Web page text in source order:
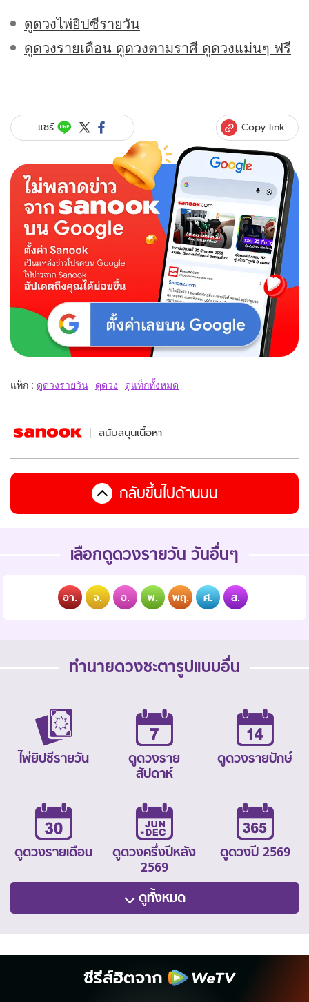
ดูดวงไพ่ยิปซีรายวัน
ดูดวงรายเดือน ดูดวงตามราศี ดูดวงแม่นๆ ฟรี
แชร์ Copy link
แท็ก : ดูดวงรายวัน ดูดวง ดูแท็กทั้งหมด
สนับสนุนเนื้อหา
กลับขึ้นไปด้านบน
เลือกดูดวงรายวัน วันอื่นๆ
อา. จ. อ. พ. พฤ. ศ. ส.
ทำนายดวงชะตารูปแบบอื่น
ไพ่ยิปซีรายวัน
ดูดวงราย
สัปดาห์
ดูดวงรายปักษ์
ดูดวงรายเดือน
ดูดวงครึ่งปีหลัง
2569
ดูดวงปี 2569
ดูทั้งหมด
ซีรีส์ฮิตจาก